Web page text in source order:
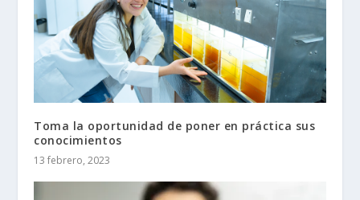
Toma la oportunidad de poner en práctica sus
conocimientos
13 febrero, 2023